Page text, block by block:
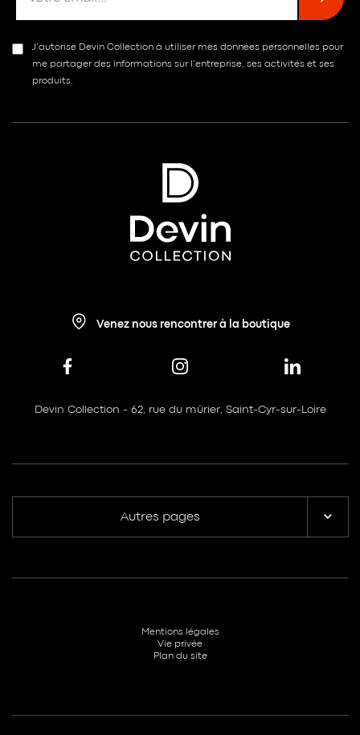
J’autorise Devin Collection à utiliser mes données personnelles pour
me partager des informations sur l’entreprise, ses activités et ses
produits.
Venez nous rencontrer à la boutique
Devin Collection - 62, rue du mûrier, Saint-Cyr-sur-Loire
Autres pages
Mentions légales
Vie privée
Plan du site